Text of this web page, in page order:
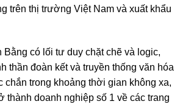
trên thị trường Việt Nam và xuất khẩu
có lối tư duy chặt chẽ và logic,
thần đoàn kết và truyền thống văn hóa
chắn trong khoảng thời gian không xa,
thành doanh nghiệp số 1 về các trang